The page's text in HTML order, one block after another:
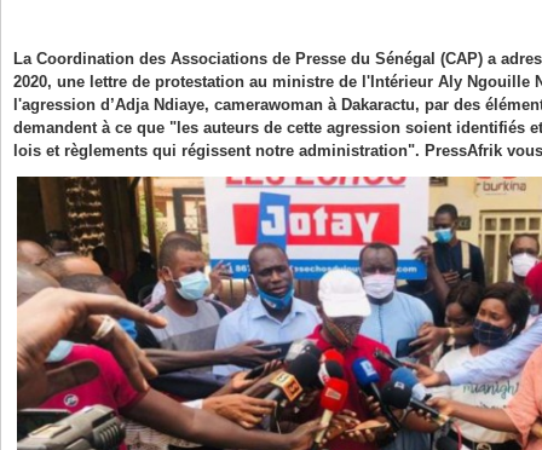
La Coordination des Associations de Presse du Sénégal (CAP) a
2020, une lettre de protestation au ministre de l'Intérieur Aly Ngouille
l'agression d’Adja Ndiaye, camerawoman à Dakaractu, par des
demandent à ce que "les auteurs de cette agression soient identifiés
lois et règlements qui régissent notre administration". PressAfrik